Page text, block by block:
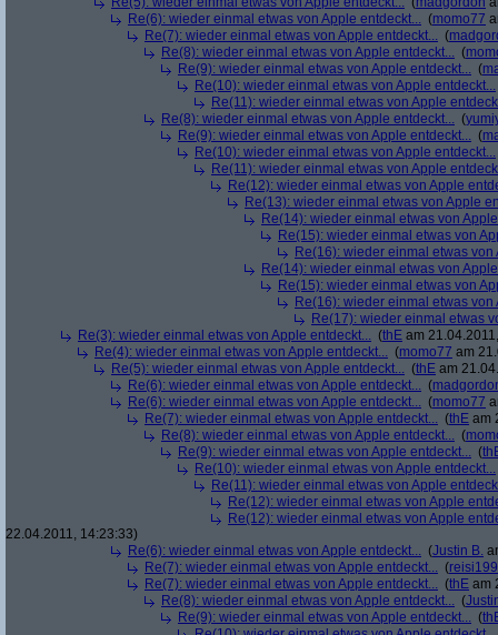
Re(6): wieder einmal etwas von Apple entdeckt... (momo77
Re(7): wieder einmal etwas von Apple entdeckt... (
Re(8): wieder einmal etwas von Apple entdeckt... (
Re(9): wieder einmal etwas von Apple entdeckt... (
Re(10): wieder einmal etwas von Apple entdeckt...
Re(11): wieder einmal etwas von Apple
Re(8): wieder einmal etwas von Apple entdeckt... (
Re(9): wieder einmal etwas von Apple entdeckt... (
Re(10): wieder einmal etwas von Apple entdeckt...
Re(11): wieder einmal etwas von Apple
Re(12): wieder einmal etwas von Apple
Re(13): wieder einmal etwas von Apple
Re(14): wieder einmal etwas von
Re(15): wieder einmal etwas von
Re(16): wieder einmal etwas von
Re(14): wieder einmal etwas von
Re(15): wieder einmal etwas von
Re(16): wieder einmal etwas von
Re(17): wieder einmal etwas
Re(3): wieder einmal etwas von Apple entdeckt... (thE am
Re(4): wieder einmal etwas von Apple entdeckt... (momo77 am
Re(5): wieder einmal etwas von Apple entdeckt... (thE am
Re(6): wieder einmal etwas von Apple entdeckt... (
Re(6): wieder einmal etwas von Apple entdeckt... (momo77
Re(7): wieder einmal etwas von Apple entdeckt... (thE am
Re(8): wieder einmal etwas von Apple entdeckt... (
Re(9): wieder einmal etwas von Apple entdeckt... (
Re(10): wieder einmal etwas von Apple entdeckt...
Re(11): wieder einmal etwas von Apple
Re(12): wieder einmal etwas von Apple
Re(12): wieder einmal etwas von Apple
22.04.2011, 14:23:33)
Re(6): wieder einmal etwas von Apple entdeckt... (Justin B.
Re(7): wieder einmal etwas von Apple entdeckt... (
Re(7): wieder einmal etwas von Apple entdeckt... (thE am
Re(8): wieder einmal etwas von Apple entdeckt... (
Re(9): wieder einmal etwas von Apple entdeckt... (